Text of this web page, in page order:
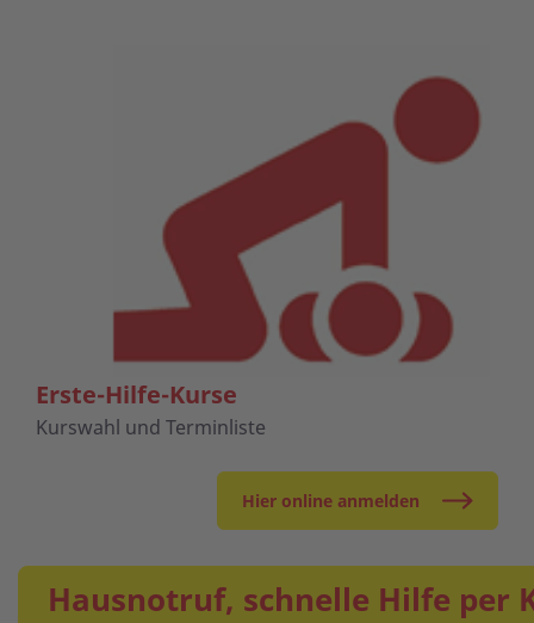
Erste-Hilfe-Kurse
Kurswahl und Terminliste
Hier online anmelden
Hausnotruf, schnelle Hilfe per